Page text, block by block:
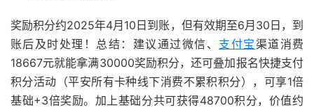
奖励积分约2025年4月10日到账，但有效期至6月30日，到
账后及时处理！总结：建议通过微信、 支付宝 渠道消费
18667元就能拿满30000奖励积分，还可叠加报名快捷支付
积分活动（平安所有卡种线下消费不累积积分），可享1倍
基础+3倍奖励。加上基础分共可获得48700积分，价值约